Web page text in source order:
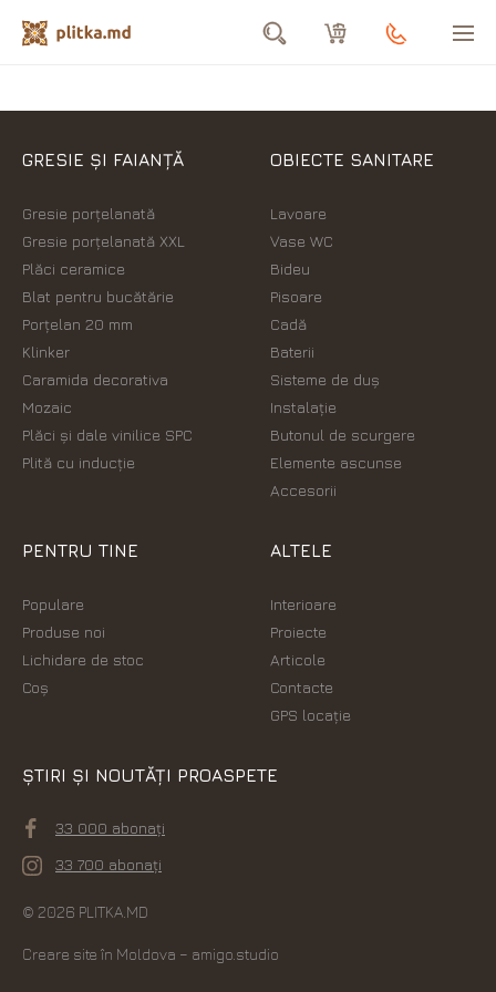
GRESIE ȘI FAIANȚĂ
Gresie porțelanată
Gresie porțelanată XXL
Plăci ceramice
Blat pentru bucătărie
Porțelan 20 mm
Klinker
Caramida decorativa
Mozaic
Plăci şi dale vinilice SPC
Plită cu inducție
OBIECTE SANITARE
Lavoare
Vase WC
Bideu
Pisoare
Cadă
Baterii
Sisteme de duș
Instalație
Butonul de scurgere
Elemente ascunse
Accesorii
PENTRU TINE
Populare
Produse noi
Lichidare de stoc
Coș
ALTELE
Interioare
Proiecte
Articole
Contacte
GPS locație
ȘTIRI ȘI NOUTĂȚI PROASPETE
33 000 abonați
33 700 abonați
© 2026 PLITKA.MD
Creare site în Moldova – amigo.studio